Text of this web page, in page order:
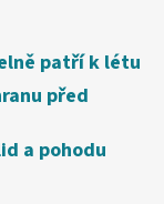
patří k létu
před
a pohodu